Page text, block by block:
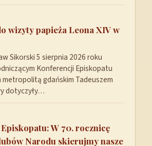
wizyty papieża Leona XIV w
Sikorski 5 sierpnia 2026 roku
Konferencji Episkopatu
metropolitą gdańskim Tadeuszem
dotyczyły…
W 70. rocznicę
Narodu skierujmy nasze